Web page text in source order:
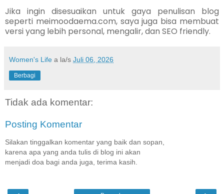
Jika ingin disesuaikan untuk gaya penulisan blog
seperti meimoodaema.com, saya juga bisa membuat
versi yang lebih personal, mengalir, dan SEO friendly.
Women's Life a la/s Juli 06, 2026
Berbagi
Tidak ada komentar:
Posting Komentar
Silakan tinggalkan komentar yang baik dan sopan,
karena apa yang anda tulis di blog ini akan
menjadi doa bagi anda juga, terima kasih.